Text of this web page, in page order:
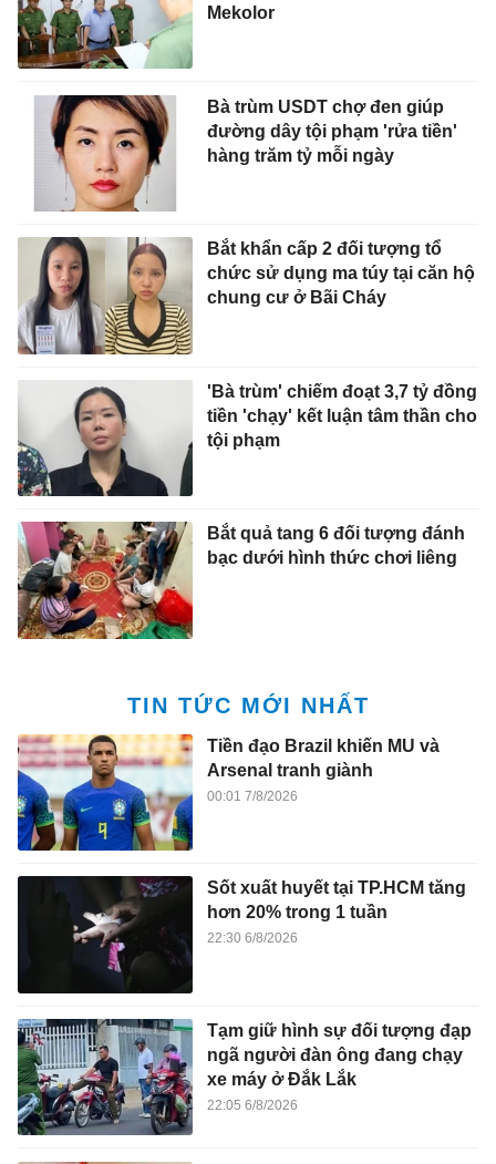
Mekolor
Bà trùm USDT chợ đen giúp
đường dây tội phạm 'rửa tiền'
hàng trăm tỷ mỗi ngày
Bắt khẩn cấp 2 đối tượng tổ
chức sử dụng ma túy tại căn hộ
chung cư ở Bãi Cháy
'Bà trùm' chiếm đoạt 3,7 tỷ đồng
tiền 'chạy' kết luận tâm thần cho
tội phạm
Bắt quả tang 6 đối tượng đánh
bạc dưới hình thức chơi liêng
TIN TỨC MỚI NHẤT
Tiền đạo Brazil khiến MU và
Arsenal tranh giành
00:01 7/8/2026
Sốt xuất huyết tại TP.HCM tăng
hơn 20% trong 1 tuần
22:30 6/8/2026
Tạm giữ hình sự đối tượng đạp
ngã người đàn ông đang chạy
xe máy ở Đắk Lắk
22:05 6/8/2026